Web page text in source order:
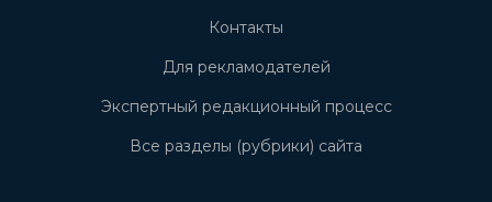
Контакты
Для рекламодателей
Экспертный редакционный процесс
Все разделы (рубрики) сайта